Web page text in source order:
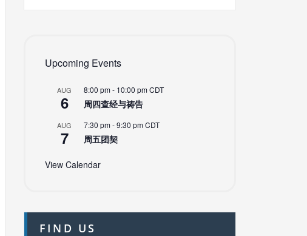
Upcoming Events
AUG
6
8:00 pm- 10:00 pmCDT
周四查经与祷告
AUG
7
7:30 pm-9:30 pmCDT
周五团契
View Calendar
FIND US